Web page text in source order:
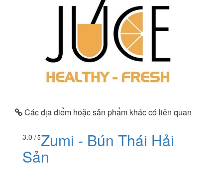
Các địa điểm hoặc sản phẩm khác có liên quan
3.0 / 5Zumi - Bún Thái Hải
Sản